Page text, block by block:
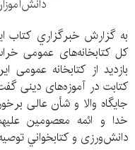
به گزارش خبرگزاري كتاب
کل کتابخانه‌های عمومی
بازدید از کتابخانه عمومی
کتابت در آموزه‌های دینی
جایگاه والا و شأن عالی
خدا و ائمه معصومین
دانش‌ورزی و کتابخواني